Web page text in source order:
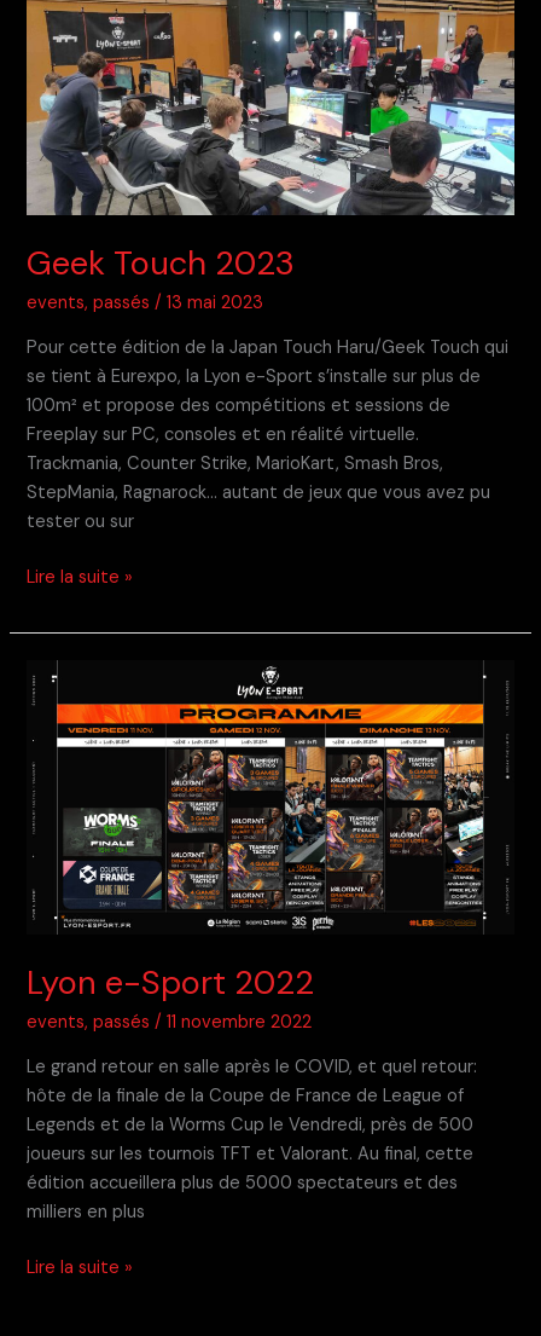
Geek Touch 2023
events,passés /13 mai 2023
Pour cette édition de la Japan Touch Haru/Geek Touch qui
se tient à Eurexpo, la Lyon e-Sport s’installe sur plus de
100m² et propose des compétitions et sessions de
Freeplay sur PC, consoles et en réalité virtuelle.
Trackmania, Counter Strike, MarioKart, Smash Bros,
StepMania, Ragnarock… autant de jeux que vous avez pu
tester ou sur
Geek
2023
Lire la suite »
Lyon e-Sport 2022
events,passés /11 novembre 2022
Le grand retour en salle après le COVID, et quel retour:
hôte de la finale de la Coupe de France de League of
Legends et de la Worms Cup le Vendredi, près de 500
joueurs sur les tournois TFT et Valorant. Au final, cette
édition accueillera plus de 5000 spectateurs et des
milliers en plus
Lyon
Lire la suite »